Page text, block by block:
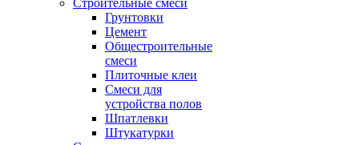
Строительные смеси
Грунтовки
Цемент
Общестроительные
смеси
Плиточные клеи
Смеси для
устройства полов
Шпатлевки
Штукатурки